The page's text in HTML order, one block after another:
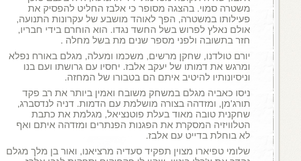
משטרה סמוי. בהצגה מסופר כי אלבז החליט להפסיק את
פעילותו במשטרה, הפך לאוהד מושבע של עקרונות התנועה,
אולם נאלץ לפרוש בשל החשד נגדו. הוא הוחרם בידי חבריו,
חזר בתשובה ולפני מספר שנים מת בשל מחלה .
יורם טולדנו, שחקן מרשים, משכמו ומעלה, מגלם באורח נפלא
ומרגש את דמותו של יעקב אלבז. יחסיו עם גרושתו ועם בנו
וניסיונותיו להיטיב איתם הם בטבורו של המחזה.
ניסו כאביה מגלם במשחק משובח ואמין ביותר את רב פקד
תורג'מן, ומזדהה בצורה מושלמת עם הדמות. דניה לנדסברג,
שחקנית טובה מאוד בעלת פוטנציאל, מגלמת את כתבת
הטלוויזיה המסקרת את הפגנות הפנתרים ומזדהה איתם ואף
לא בוחלת בדייט עם אלבז.
שלומי טפיארו מצוין תפקיד סעדיה מרציאנו, ואור בן מלך מגלם